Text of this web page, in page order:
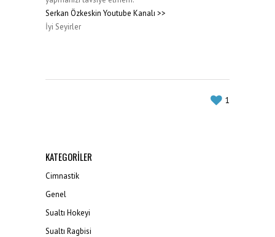
Serkan Özkeskin Youtube Kanalı >>
İyi Seyirler
1
KATEGORILER
Cimnastik
Genel
Sualtı Hokeyi
Sualtı Ragbisi